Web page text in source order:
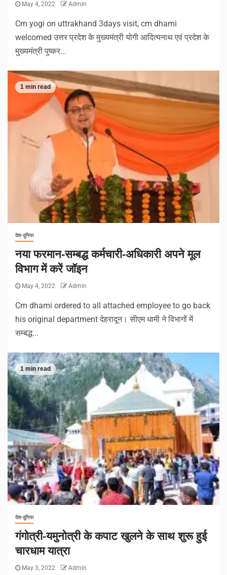
May 4, 2022 Admin
Cm yogi on uttrakhand 3days visit, cm dhami
welcomed उत्तर प्रदेश के मुख्यमंत्री योगी आदित्यनाथ एवं प्रदेश के
मुख्यमंत्री पुष्कर...
1 min read
देश-दुनिया
नया फरमान-सम्बद्ध कर्मचारी-अधिकारी अपने मूल
विभाग में करें जॉइन
May 4, 2022 Admin
Cm dhami ordered to all attached employee to go back
his original department देहरादून। सीएम धामी ने विभागों में
सम्बद्ध...
1 min read
देश-दुनिया
गंगोत्री-यमुनोत्री के कपाट खुलने के साथ शुरू हुई
चारधाम यात्रा
May 3, 2022 Admin